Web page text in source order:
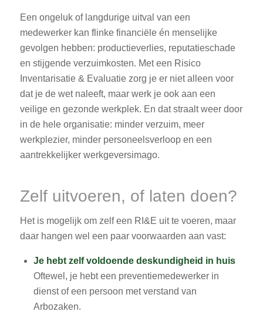
Een ongeluk of langdurige uitval van een
medewerker kan flinke financiële én menselijke
gevolgen hebben: productieverlies, reputatieschade
en stijgende verzuimkosten. Met een Risico
Inventarisatie & Evaluatie zorg je er niet alleen voor
dat je de wet naleeft, maar werk je ook aan een
veilige en gezonde werkplek. En dat straalt weer door
in de hele organisatie: minder verzuim, meer
werkplezier, minder personeelsverloop en een
aantrekkelijker werkgeversimago.
Zelf uitvoeren, of laten doen?
Het is mogelijk om zelf een RI&E uit te voeren, maar
daar hangen wel een paar voorwaarden aan vast:
Je hebt zelf voldoende deskundigheid in huis
Oftewel, je hebt een preventiemedewerker in
dienst of een persoon met verstand van
Arbozaken.